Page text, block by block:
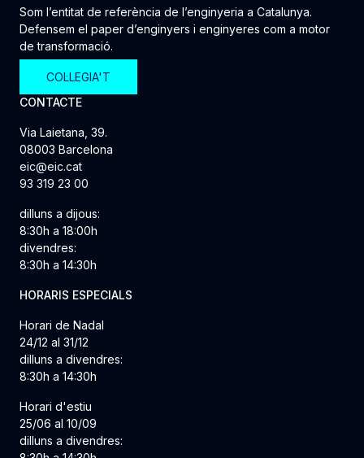
Som l’entitat de referència de l’enginyeria a Catalunya.
Defensem el paper d’enginyers i enginyeres com a motor
de transformació.
COL·LEGIA'T
CONTACTE
Via Laietana, 39.
08003 Barcelona
eic@eic.cat
93 319 23 00
dilluns a dijous:
8:30h a 18:00h
divendres:
8:30h a 14:30h
HORARIS ESPECIALS
Horari de Nadal
24/12 al 31/12
dilluns a divendres:
8:30h a 14:30h
Horari d'estiu
25/06 al 10/09
dilluns a divendres: